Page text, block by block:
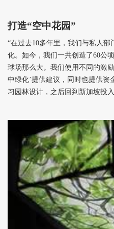
打造“空中花园”
“在过去10多年里，我们与私人
化。如今，我们一共创造了60公
球场那么大。我们使用不同的激
中绿化’提供建议，同时也提供资
习园林设计，之后回到新加坡投